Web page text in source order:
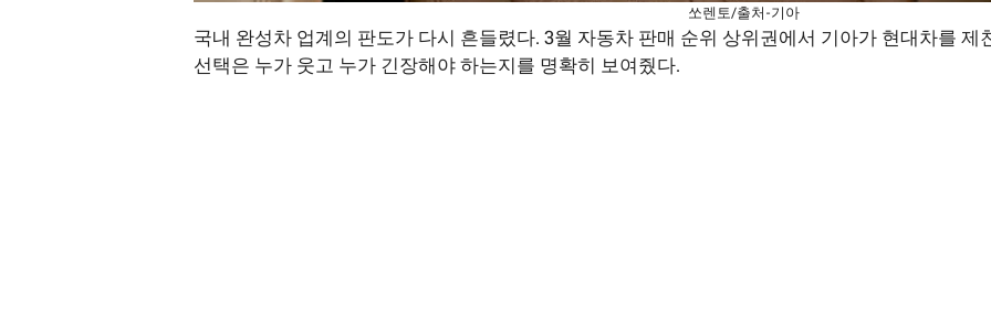
쏘렌토/출처-기아
국내 완성차 업계의 판도가 다시 흔들렸다. 3월 자동차 판매 순위 상위권에서 기아가 현대차를
선택은 누가 웃고 누가 긴장해야 하는지를 명확히 보여줬다.